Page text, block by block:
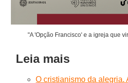
"A 'Opção Francisco' e a igreja que
Leia mais
O cristianismo da alegria.